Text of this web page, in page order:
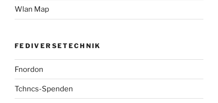
Wlan Map
FEDIVERSETECHNIK
Fnordon
Tchncs-Spenden